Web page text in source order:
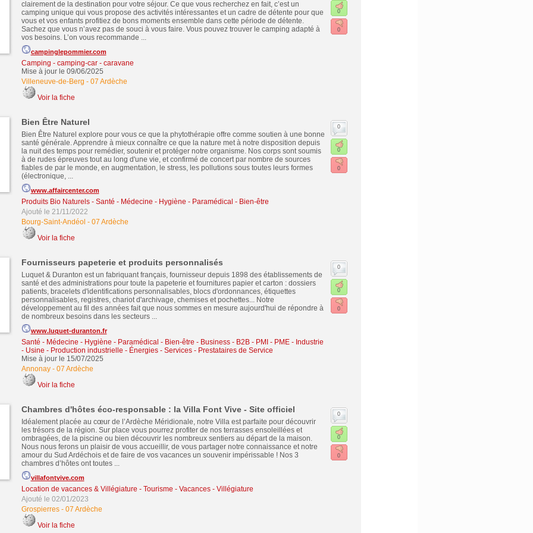
clairement de la destination pour votre séjour. Ce que vous recherchez en fait, c’est un
camping unique qui vous propose des activités intéressantes et un cadre de détente pour que
vous et vos enfants profitiez de bons moments ensemble dans cette période de détente.
Sachez que vous n’avez pas de souci à vous faire. Vous pouvez trouver le camping adapté à
vos besoins. L’on vous recommande ...
campinglepommier.com
Camping - camping-car - caravane
Mise à jour le 09/06/2025
Villeneuve-de-Berg - 07 Ardèche
Voir la fiche
0
0
Bien Être Naturel
Bien Être Naturel explore pour vous ce que la phytothérapie offre comme soutien à une bonne
santé générale. Apprendre à mieux connaître ce que la nature met à notre disposition depuis
la nuit des temps pour remédier, soutenir et protéger notre organisme. Nos corps sont soumis
à de rudes épreuves tout au long d'une vie, et confirmé de concert par nombre de sources
fiables de par le monde, en augmentation, le stress, les pollutions sous toutes leurs formes
(électronique, ...
www.affaircenter.com
Produits Bio Naturels- Santé - Médecine - Hygiène - Paramédical - Bien-être
Ajouté le 21/11/2022
Bourg-Saint-Andéol - 07 Ardèche
Voir la fiche
0
0
0
Fournisseurs papeterie et produits personnalisés
Luquet & Duranton est un fabriquant français, fournisseur depuis 1898 des établissements de
santé et des administrations pour toute la papeterie et fournitures papier et carton : dossiers
patients, bracelets d'identifications personnalisables, blocs d'ordonnances, étiquettes
personnalisables, registres, chariot d'archivage, chemises et pochettes... Notre
développement au fil des années fait que nous sommes en mesure aujourd'hui de répondre à
de nombreux besoins dans les secteurs ...
www.luquet-duranton.fr
Santé - Médecine - Hygiène - Paramédical - Bien-être - Business - B2B - PMI - PME- Industrie
- Usine - Production industrielle - Énergies- Services - Prestataires de Service
Mise à jour le 15/07/2025
Annonay- 07 Ardèche
Voir la fiche
0
0
0
Chambres d'hôtes éco-responsable : la Villa Font Vive - Site officiel
Idéalement placée au cœur de l’Ardèche Méridionale, notre Villa est parfaite pour découvrir
les trésors de la région. Sur place vous pourrez profiter de nos terrasses ensoleillées et
ombragées, de la piscine ou bien découvrir les nombreux sentiers au départ de la maison.
Nous nous ferons un plaisir de vous accueillir, de vous partager notre connaissance et notre
amour du Sud Ardéchois et de faire de vos vacances un souvenir impérissable ! Nos 3
chambres d’hôtes ont toutes ...
villafontvive.com
Location de vacances & Villégiature - Tourisme - Vacances - Villégiature
Ajouté le 02/01/2023
Grospierres- 07 Ardèche
Voir la fiche
0
0
0